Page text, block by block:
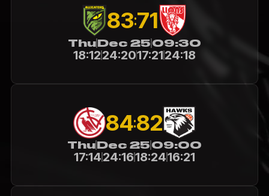
83:71
ThuDec 2509:30
18:1224:2017:2124:18
84:82
ThuDec 2509:00
17:1424:1618:2416:21